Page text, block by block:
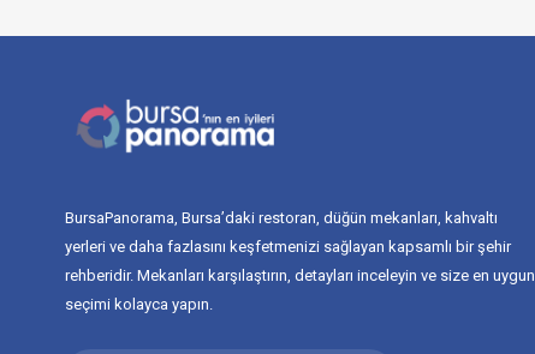
BursaPanorama, Bursa’daki restoran, düğün mekanları, kahvaltı
yerleri ve daha fazlasını keşfetmenizi sağlayan kapsamlı bir şehir
rehberidir. Mekanları karşılaştırın, detayları inceleyin ve size en uygun
seçimi kolayca yapın.